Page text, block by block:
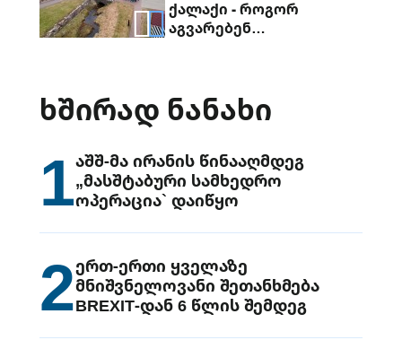
ქალაქი - როგორ
აგვარებენ
საკითხს
ᲮᲨᲘᲠᲐᲓ ᲜᲐᲜᲐᲮᲘ
1აშშ-მა ირანის წინააღმდეგ
„მასშტაბური სამხედრო
ოპერაცია` დაიწყო
2ერთ-ერთი ყველაზე
მნიშვნელოვანი შეთანხმება
BREXIT-დან 6 წლის შემდეგ